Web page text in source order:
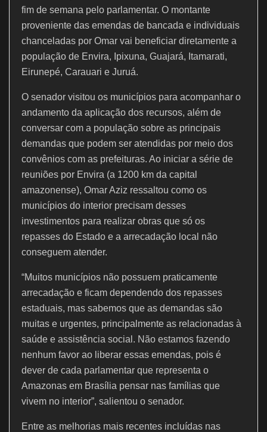
fim de semana pelo parlamentar. O montante
proveniente das emendas de bancada e individuais
chanceladas por Omar vai beneficiar diretamente a
população de Envira, Ipixuna, Guajará, Itamarati,
Eirunepé, Carauari e Juruá.
O senador visitou os municípios para acompanhar o
andamento da aplicação dos recursos, além de
conversar com a população sobre as principais
demandas que podem ser atendidas por meio dos
convênios com as prefeituras. Ao iniciar a série de
reuniões por Envira (a 1200 km da capital
amazonense), Omar Aziz ressaltou como os
municípios do interior precisam desses
investimentos para realizar obras que só os
repasses do Estado e a arrecadação local não
conseguem atender.
“Muitos municípios não possuem praticamente
arrecadação e ficam dependendo dos repasses
estaduais, mas sabemos que as demandas são
muitas e urgentes, principalmente as relacionadas à
saúde e assistência social. Não estamos fazendo
nenhum favor ao liberar essas emendas, pois é
dever de cada parlamentar que representa o
Amazonas em Brasília pensar nas famílias que
vivem no interior”, salientou o senador.
Entre as melhorias mais recentes incluídas nas